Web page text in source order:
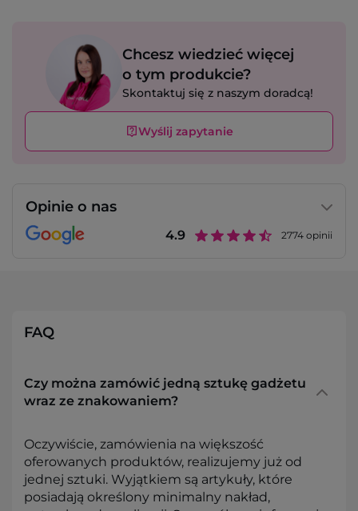
Chcesz wiedzieć więcej
o tym produkcie?
Skontaktuj się z naszym doradcą!
Wyślij zapytanie
Opinie o nas
4.9 2774 opinii
FAQ
Czy można zamówić jedną sztukę gadżetu
wraz ze znakowaniem?
Oczywiście, zamówienia na większość
oferowanych produktów, realizujemy już od
jednej sztuki. Wyjątkiem są artykuły, które
posiadają określony minimalny nakład,